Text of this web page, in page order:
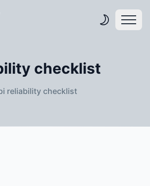
checklist
reliability checklist